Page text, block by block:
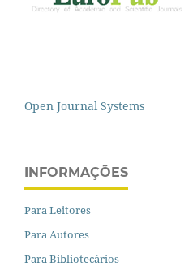
Open Journal Systems
INFORMAÇÕES
Para Leitores
Para Autores
Para Bibliotecários